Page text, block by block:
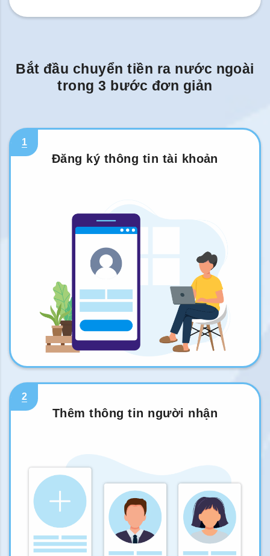
Bắt đầu chuyển tiền ra nước ngoài
trong 3 bước đơn giản
1
Đăng ký thông tin tài khoản
2
Thêm thông tin người nhận